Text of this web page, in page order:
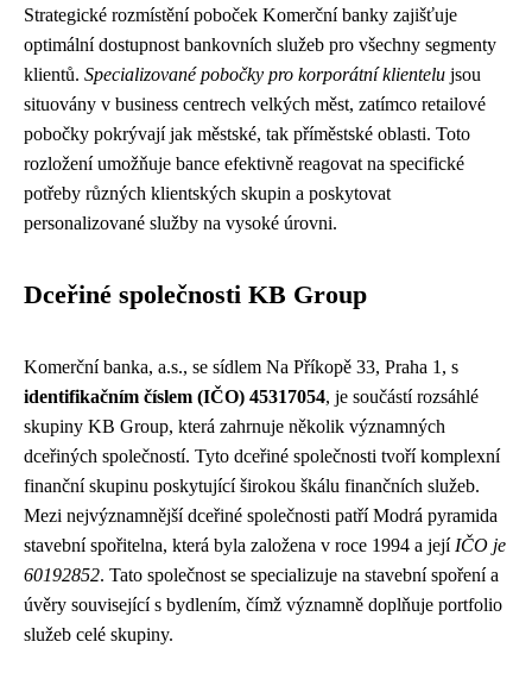
Strategické rozmístění poboček Komerční banky zajišťuje
optimální dostupnost bankovních služeb pro všechny segmenty
klientů. Specializované pobočky pro korporátní klientelu jsou
situovány v business centrech velkých měst, zatímco retailové
pobočky pokrývají jak městské, tak příměstské oblasti. Toto
rozložení umožňuje bance efektivně reagovat na specifické
potřeby různých klientských skupin a poskytovat
personalizované služby na vysoké úrovni.
Dceřiné společnosti KB Group
Komerční banka, a.s., se sídlem Na Příkopě 33, Praha 1, s
identifikačním číslem (IČO) 45317054, je součástí rozsáhlé
skupiny KB Group, která zahrnuje několik významných
dceřiných společností. Tyto dceřiné společnosti tvoří komplexní
finanční skupinu poskytující širokou škálu finančních služeb.
Mezi nejvýznamnější dceřiné společnosti patří Modrá pyramida
stavební spořitelna, která byla založena v roce 1994 a její IČO je
60192852. Tato společnost se specializuje na stavební spoření a
úvěry související s bydlením, čímž významně doplňuje portfolio
služeb celé skupiny.